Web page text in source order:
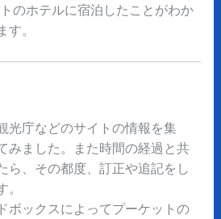
のホテルに宿泊したことがわか
。
光庁などのサイトの情報を集
みました。また時間の経過と共
ら、その都度、訂正や追記をし
ボックスによってプーケットの